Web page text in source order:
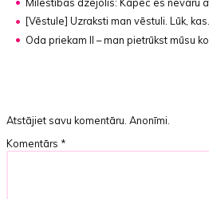
[Vēstule] Uzraksti man vēstuli. Lūk, kas.
Oda priekam II – man pietrūkst mūsu
Atstājiet savu komentāru. Anonīmi.
Komentārs *